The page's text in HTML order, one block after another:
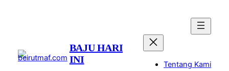
BAJU HARI
INI
Tentang Kami